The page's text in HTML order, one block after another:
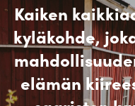
Kaiken
kyläkohde,
elämän